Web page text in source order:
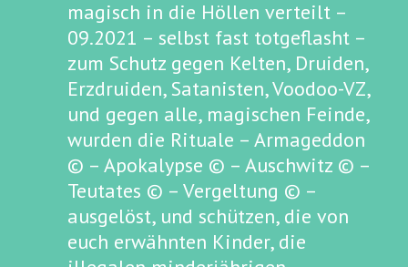
magisch in die Höllen verteilt –
09.2021 – selbst fast totgeflasht –
zum Schutz gegen Kelten, Druiden,
Erzdruiden, Satanisten, Voodoo-VZ,
und gegen alle, magischen Feinde,
wurden die Rituale – Armageddon
© – Apokalypse © – Auschwitz © –
Teutates © – Vergeltung © –
ausgelöst, und schützen, die von
euch erwähnten Kinder, die